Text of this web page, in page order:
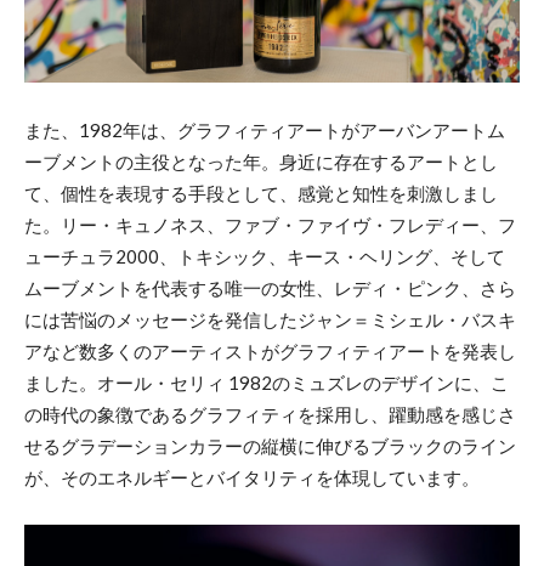
また、1982年は、グラフィティアートがアーバンアートム
ーブメントの主役となった年。身近に存在するアートとし
て、個性を表現する手段として、感覚と知性を刺激しまし
た。リー・キュノネス、ファブ・ファイヴ・フレディー、フ
ューチュラ2000、トキシック、キース・ヘリング、そして
ムーブメントを代表する唯一の女性、レディ・ピンク、さら
には苦悩のメッセージを発信したジャン＝ミシェル・バスキ
アなど数多くのアーティストがグラフィティアートを発表し
ました。オール・セリィ 1982のミュズレのデザインに、こ
の時代の象徴であるグラフィティを採用し、躍動感を感じさ
せるグラデーションカラーの縦横に伸びるブラックのライン
が、そのエネルギーとバイタリティを体現しています。